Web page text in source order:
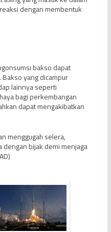
dengan membentuk
bakso dapat
yang dicampur
lainnya seperti
bagi perkembangan
dapat mengakibatkan
menggugah selera,
bijak demi menjaga